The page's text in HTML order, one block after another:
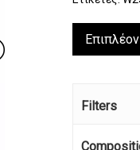
Filters